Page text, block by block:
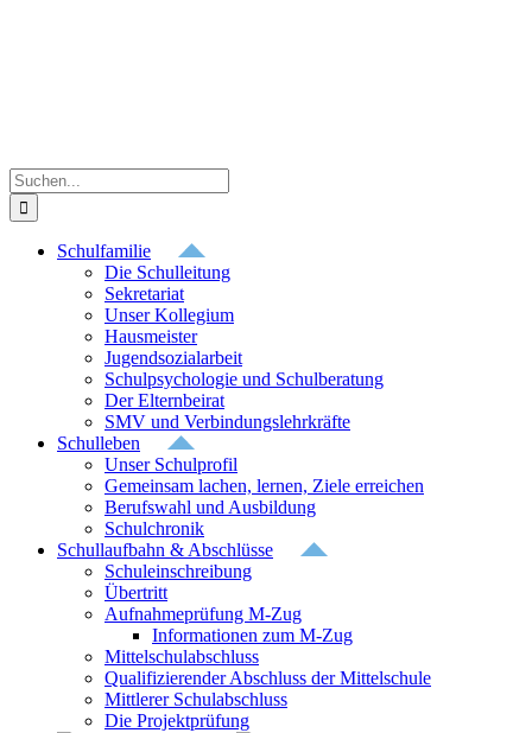
Suche
nach:
Schulfamilie
Die Schulleitung
Sekretariat
Unser Kollegium
Hausmeister
Jugendsozialarbeit
Schulpsychologie und Schulberatung
Der Elternbeirat
SMV und Verbindungslehrkräfte
Schulleben
Unser Schulprofil
Gemeinsam lachen, lernen, Ziele erreichen
Berufswahl und Ausbildung
Schulchronik
Schullaufbahn & Abschlüsse
Schuleinschreibung
Übertritt
Aufnahmeprüfung M-Zug
Informationen zum M-Zug
Mittelschulabschluss
Qualifizierender Abschluss der Mittelschule
Mittlerer Schulabschluss
Die Projektprüfung